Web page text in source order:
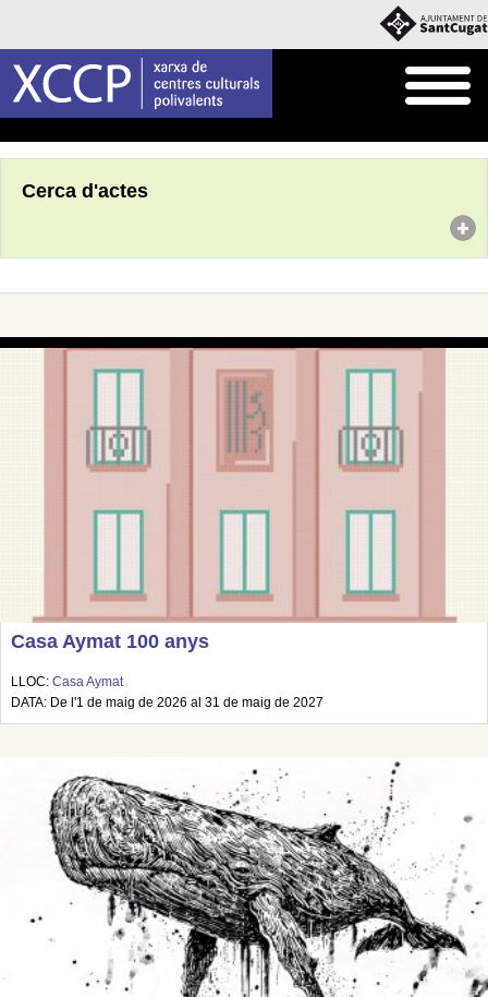
Cerca d'actes
Casa Aymat 100 anys
LLOC: Casa Aymat
DATA: De l'1 de maig de 2026 al 31 de maig de 2027